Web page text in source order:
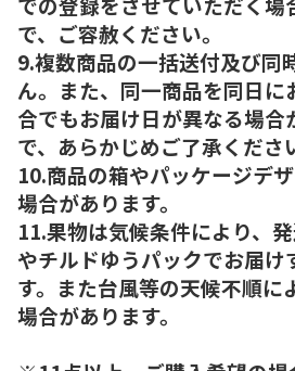
で、ご容赦ください。
9.複数商品の一括送付及び同
ん。また、同一商品を同日に
合でもお届け日が異なる場合
で、あらかじめご了承くださ
10.商品の箱やパッケージデ
場合があります。
11.果物は気候条件により、
やチルドゆうパックでお届け
す。また台風等の天候不順に
場合があります。